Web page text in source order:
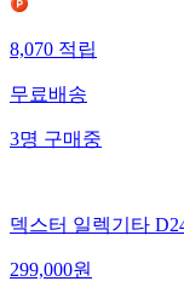
8,070적립
무료배송
3명구매중
덱스터 일렉기타
299,000원